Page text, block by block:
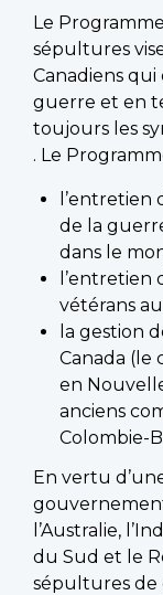
Le
sépultures
Canadiens
guerre et en
toujours les
. Le
l’entretien
de la
dans le
l’entretien
vétérans
la gestion
Canada (le
en
anciens
Colombie-
En vertu
l’Australie,
du Sud et le
sépultures